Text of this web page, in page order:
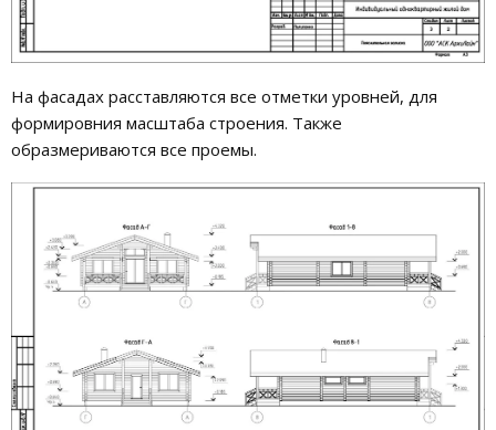
На фасадах расставляются все отметки уровней, для
формировния масштаба строения. Также
образмериваются все проемы.